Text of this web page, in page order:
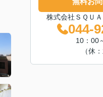
株式会社ＳＱＵ
044-
10：00
（休